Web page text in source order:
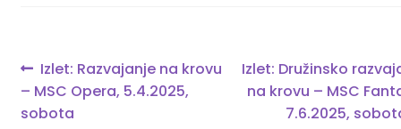
INFO
Navigacija
prispevka
Previous
post:
Izlet: Razvajanje na krovu
– MSC Opera, 5.4.2025,
sobota
Next
post:
Izlet: Družinsko
na krovu – MSC
7.6.2025,